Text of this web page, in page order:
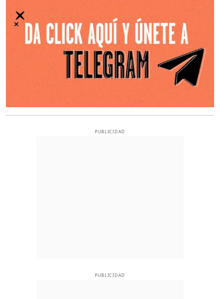
PUBLICIDAD
PUBLICIDAD